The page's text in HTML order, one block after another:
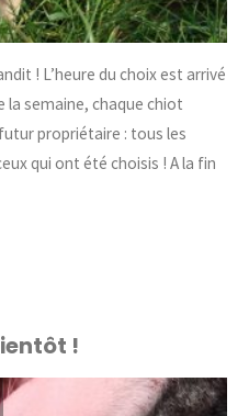
! L’heure du choix est arrivé
la semaine, chaque chiot
propriétaire : tous les
qui ont été choisis ! A la fin
!